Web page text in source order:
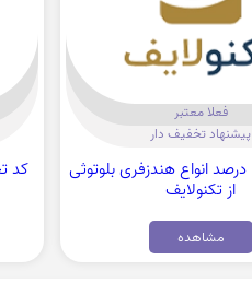
فعلا معتبر
پیشنهاد تخفیف دار
تخفیف تا 40 درصد انواع هندزفری بلوتوثی
از تکنولایف
مشاهده